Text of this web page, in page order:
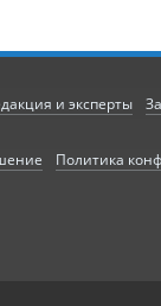
и эксперты
Политика